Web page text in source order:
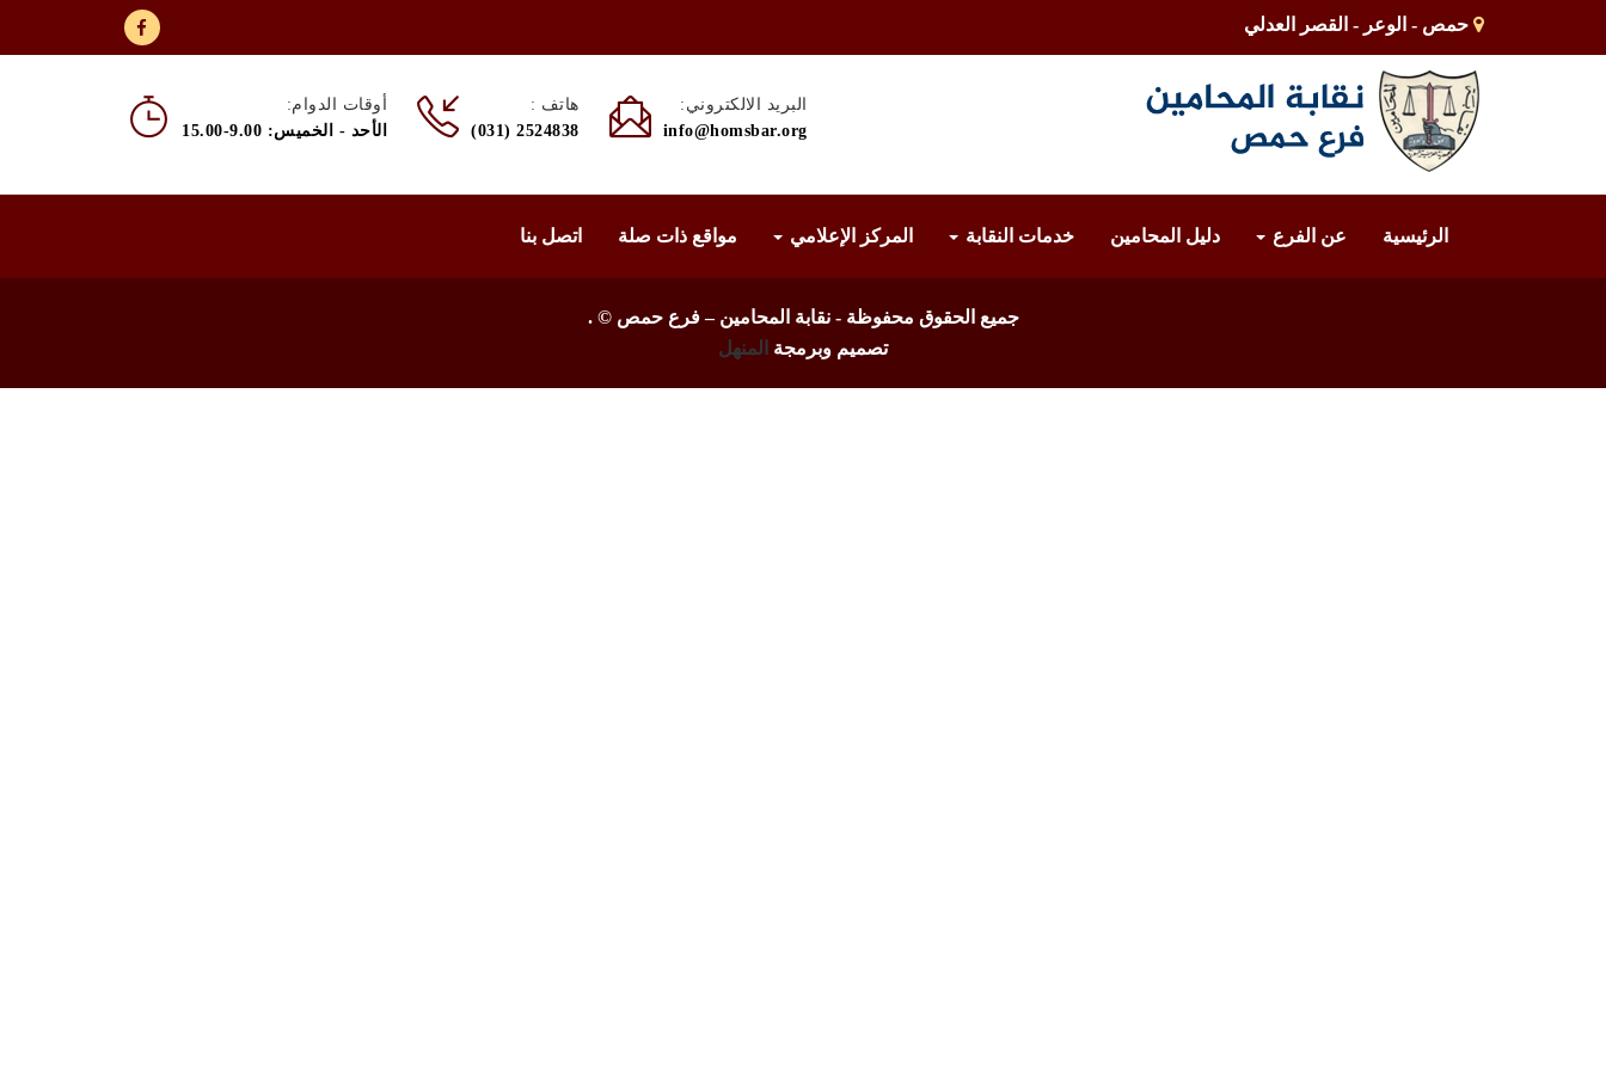
حمص - الوعر - القصر العدلي
أوقات الدوام:
الأحد - الخميس: 9.00-15.00
هاتف :
(031) 2524838
البريد الالكتروني:
info@homsbar.org
الرئيسية عن الفرع دليل المحامين خدمات النقابة المركز الإعلامي مواقع ذات صلة اتصل بنا
جميع الحقوق محفوظة - نقابة المحامين – فرع حمص ©.
تصميم وبرمجة
المنهل